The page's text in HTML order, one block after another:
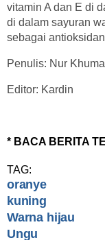
vitamin A dan E di
di dalam sayuran
sebagai
Penulis: Nur
Editor: Kardin
* BACA BERITA
TAG:
oranye
kuning
Warna hijau
Ungu